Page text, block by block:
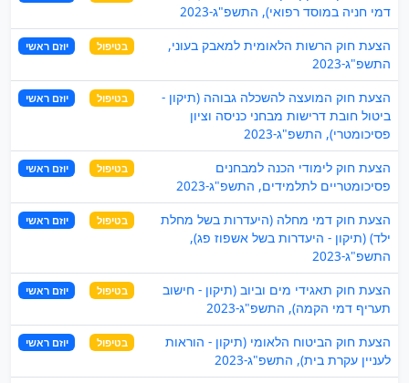
דמי חניה במוסד רפואי), התשפ"ג-2023
הצעת חוק הרשות הלאומית למאבק בעוני,
התשפ"ג-2023
בטיפול יוזם ראשי
הצעת חוק המועצה להשכלה גבוהה (תיקון -
ביטול חובת דרישות מבחני כניסה וציון
פסיכומטרי), התשפ"ג-2023
בטיפול יוזם ראשי
הצעת חוק לימודי הכנה למבחנים
פסיכומטריים לתלמידים, התשפ"ג-2023
בטיפול יוזם ראשי
הצעת חוק דמי מחלה (היעדרות בשל מחלת
ילד) (תיקון - היעדרות בשל אשפוז פג),
התשפ"ג-2023
בטיפול יוזם ראשי
הצעת חוק תאגידי מים וביוב (תיקון - חישוב
תעריף דמי הקמה), התשפ"ג-2023
בטיפול יוזם ראשי
הצעת חוק הביטוח הלאומי (תיקון - הוראות
לעניין עקרת בית), התשפ"ג-2023
בטיפול יוזם ראשי